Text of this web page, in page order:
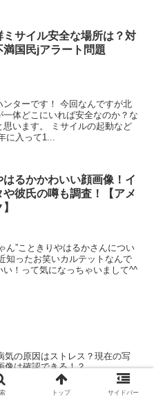
ミサイル安全な場所は？対
満国民jアラート問題
ターです！ 今回なんですが北
体どこにいれば安全なのか？な
います。 ミサイルの起動など
に入って1...
はるかかわいい顔画像！イ
や彼氏の噂も調査！【アメ
ん”こときりやはるかさんについ
知ったお笑いカルテットなんで
！って気になっちゃいまして^^
気の原因はストレス？現在の写
像は確認できる！？
トップ サイドバー